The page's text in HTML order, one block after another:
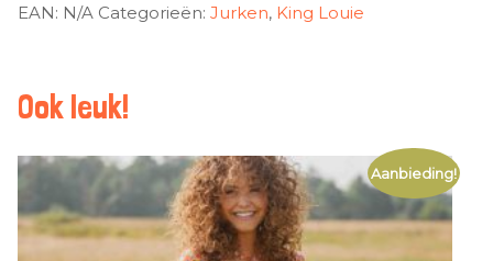
EAN: N/A Categorieën: Jurken, King Louie
Ook leuk!
Aanbieding!